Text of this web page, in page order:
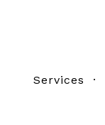
Services ·